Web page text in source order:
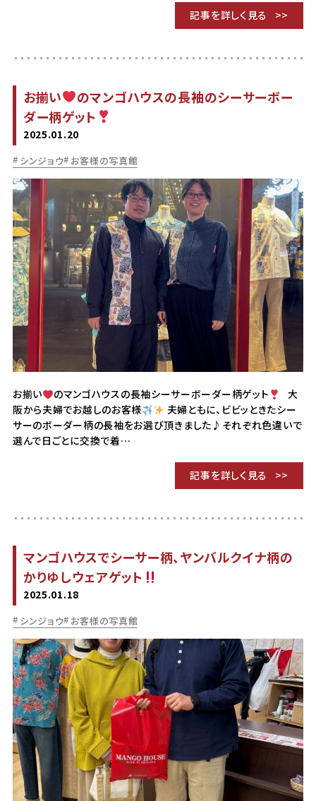
記事を詳しく見る
お揃い
のマンゴハウスの長袖のシーサーボー
ダー柄ゲット
2025.01.20
シンジョウ お客様の写真館
お揃い のマンゴハウスの長袖シーサーボーダー柄ゲット
大
阪から夫婦でお越しのお客様
夫婦ともに、ビビッときたシー
サーのボーダー柄の長袖をお選び頂きました♪それぞれ色違いで
選んで日ごとに交換で着…
記事を詳しく見る
マンゴハウスでシーサー柄、ヤンバルクイナ柄の
かりゆしウェアゲット
2025.01.18
シンジョウ お客様の写真館